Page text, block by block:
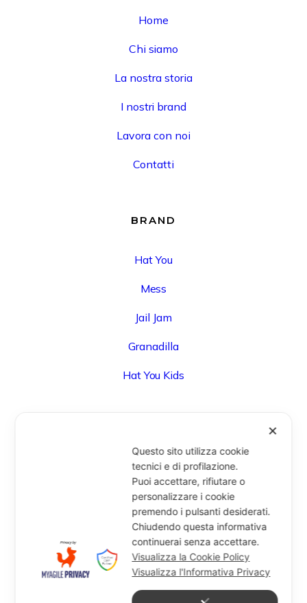
Home
Chi siamo
La nostra storia
I nostri brand
Lavora con noi
Contatti
BRAND
Hat You
Mess
Jail Jam
Granadilla
Hat You Kids
Via Degli Speziali, 161 (Blocco 32 Centergross) -
40050 Funo di Argelato (BO) - Italy
info@miragesrl.com
+39 051 8651711
✕
Questo sito utilizza cookie
tecnici e di profilazione.
Puoi accettare, rifiutare o
personalizzare i cookie
premendo i pulsanti desiderati.
Chiudendo questa informativa
continuerai senza accettare.
Visualizza la Cookie Policy
Visualizza l'Informativa Privacy